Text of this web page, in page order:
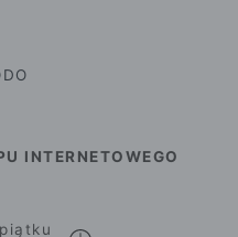
INTERNETOWEGO